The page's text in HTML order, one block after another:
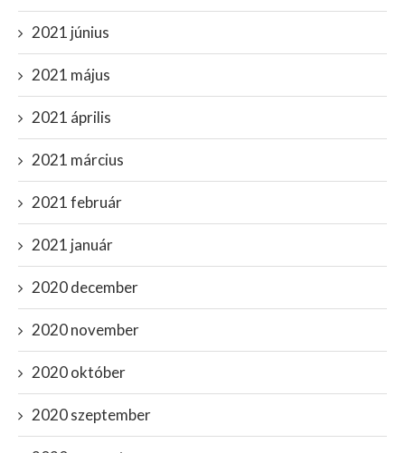
2021 június
2021 május
2021 április
2021 március
2021 február
2021 január
2020 december
2020 november
2020 október
2020 szeptember